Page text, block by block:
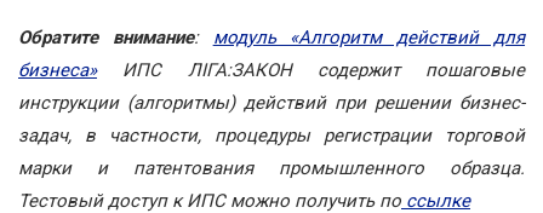
Обратите внимание: модуль «Алгоритм действий для
бизнеса»ИПС ЛІГА:ЗАКОН содержит пошаговые
инструкции (алгоритмы) действий при решении бизнес-
задач, в частности, процедуры регистрации торговой
марки и патентования промышленного образца.
Тестовый доступ к ИПС можно получить по ссылке